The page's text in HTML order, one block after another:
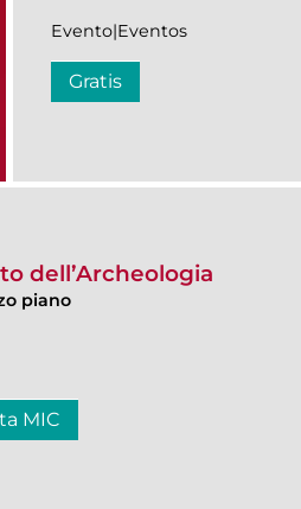
Evento|Eventos
Gratis
dell’Archeologia
piano
MIC